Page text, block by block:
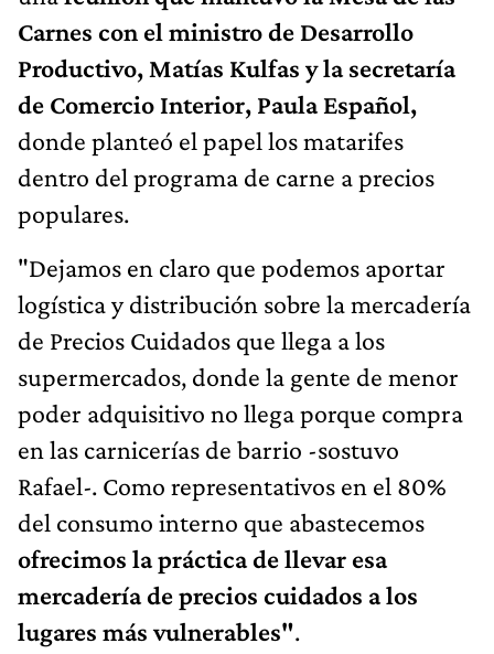
Carnes con el ministro de Desarrollo
Productivo, Matías Kulfas y la secretaría
de Comercio Interior, Paula Español,
donde planteó el papel los matarifes
dentro del programa de carne a precios
populares.
"Dejamos en claro que podemos aportar
logística y distribución sobre la mercadería
de Precios Cuidados que llega a los
supermercados, donde la gente de menor
poder adquisitivo no llega porque compra
en las carnicerías de barrio -sostuvo
Rafael-. Como representativos en el 80%
del consumo interno que abastecemos
ofrecimos la práctica de llevar esa
mercadería de precios cuidados a los
lugares más vulnerables".